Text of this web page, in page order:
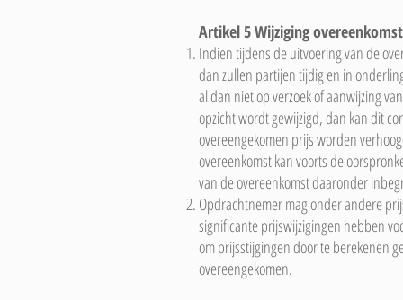
Artikel 5 Wijziging overeenkomst
Indien tijdens de uitvoering van de
dan zullen partijen tijdig en in
al dan niet op verzoek of aanwijzing
opzicht wordt gewijzigd, dan kan dit
overeengekomen prijs worden
overeenkomst kan voorts de
van de overeenkomst daaronder
Opdrachtnemer mag onder andere
significante prijswijzigingen hebben
om prijsstijgingen door te berekenen
overeengekomen.